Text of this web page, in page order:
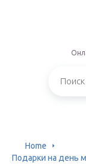
Home
Подарки на день